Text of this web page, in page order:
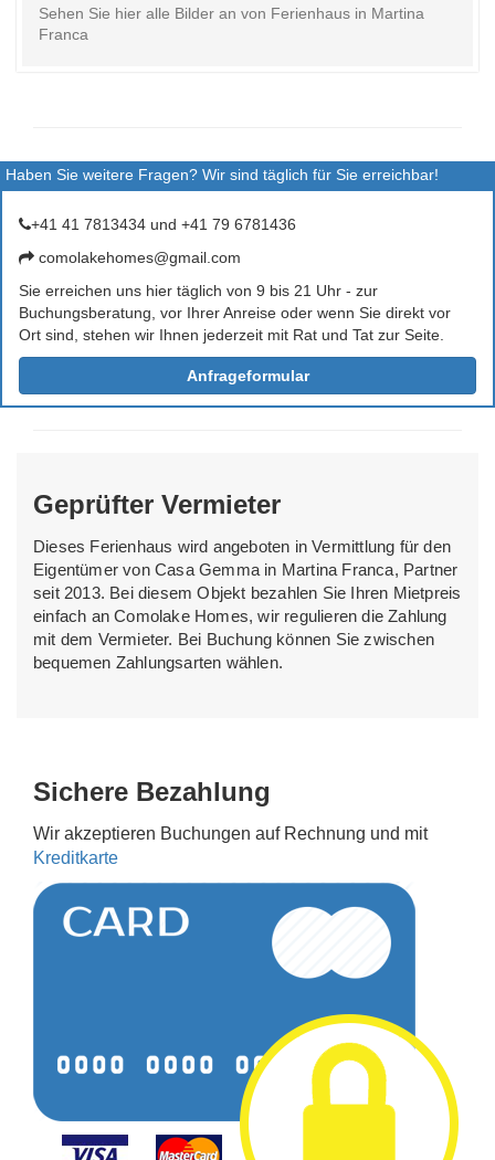
Sehen Sie hier alle Bilder an von Ferienhaus in Martina
Franca
Haben Sie weitere Fragen? Wir sind täglich für Sie erreichbar!
+41 41 7813434 und +41 79 6781436
comolakehomes@gmail.com
Sie erreichen uns hier täglich von 9 bis 21 Uhr - zur
Buchungsberatung, vor Ihrer Anreise oder wenn Sie direkt vor
Ort sind, stehen wir Ihnen jederzeit mit Rat und Tat zur Seite.
Anfrageformular
Geprüfter Vermieter
Dieses Ferienhaus wird angeboten in Vermittlung für den
Eigentümer von Casa Gemma in Martina Franca, Partner
seit 2013. Bei diesem Objekt bezahlen Sie Ihren Mietpreis
einfach an Comolake Homes, wir regulieren die Zahlung
mit dem Vermieter. Bei Buchung können Sie zwischen
bequemen Zahlungsarten wählen.
Sichere Bezahlung
Wir akzeptieren Buchungen auf Rechnung und mit
Kreditkarte